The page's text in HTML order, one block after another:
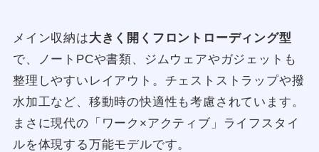
メイン収納は大きく開くフロントローディング型
で、ノートPCや書類、ジムウェアやガジェットも
整理しやすいレイアウト。チェストストラップや撥
水加工など、移動時の快適性も考慮されています。
まさに現代の「ワーク×アクティブ」ライフスタイ
ルを体現する万能モデルです。